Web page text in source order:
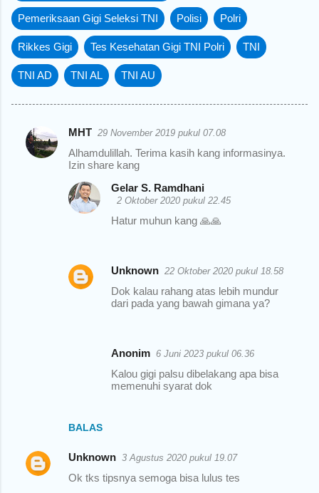
Pemeriksaan Gigi Seleksi TNI Polisi Polri
Rikkes Gigi Tes Kesehatan Gigi TNI Polri TNI
TNI AD TNI AL TNI AU
K
MHT 29 November 2019 pukul 07.08
Alhamdulillah. Terima kasih kang informasinya.
Izin share kang
BALAS
Gelar S. Ramdhani
2 Oktober 2020 pukul 22.45
Hatur muhun kang 🙏🙏
Unknown 22 Oktober 2020 pukul 18.58
Dok kalau rahang atas lebih mundur
dari pada yang bawah gimana ya?
Anonim 6 Juni 2023 pukul 06.36
Kalou gigi palsu dibelakang apa bisa
memenuhi syarat dok
Unknown 3 Agustus 2020 pukul 19.07
Ok tks tipsnya semoga bisa lulus tes